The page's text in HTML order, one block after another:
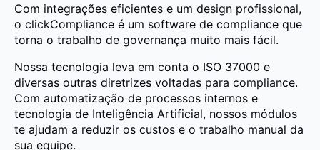
Com integrações eficientes e um design profissional,
o clickCompliance é um software de compliance que
torna o trabalho de governança muito mais fácil.
Nossa tecnologia leva em conta o ISO 37000 e
diversas outras diretrizes voltadas para compliance.
Com automatização de processos internos e
tecnologia de Inteligência Artificial, nossos módulos
te ajudam a reduzir os custos e o trabalho manual da
sua equipe.